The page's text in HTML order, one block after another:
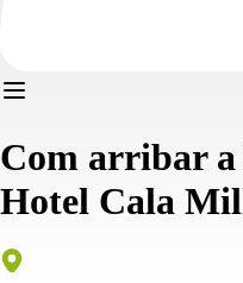
Com arribar
Hotel Cala